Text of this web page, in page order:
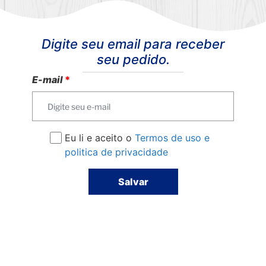
Digite seu email para receber
seu pedido.
E-mail *
Eu li e aceito o Termos de uso e
politica de privacidade
Salvar